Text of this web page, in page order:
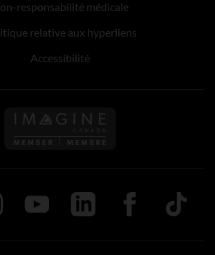
responsabilité médicale
relative aux hyperliens
Accessibilité
Bluesky
nous sur Instagram
Suivez nous sur Youtube
Suivez nous sur LinkedIn
Suivez nous sur
TikTok